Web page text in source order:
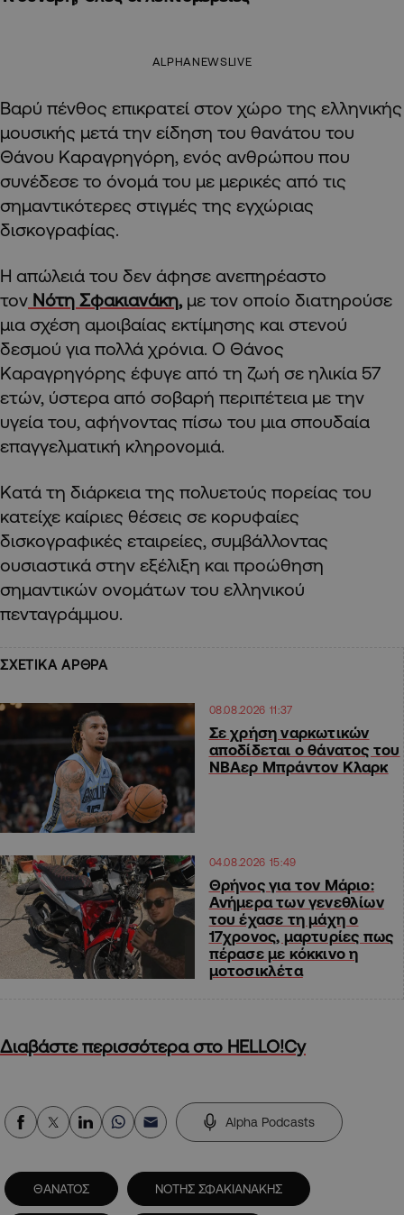
ALPHANEWSLIVE
Βαρύ πένθος επικρατεί στον χώρο της ελληνικής
μουσικής μετά την είδηση του θανάτου του
Θάνου Καραγρηγόρη, ενός ανθρώπου που
συνέδεσε το όνομά του με μερικές από τις
σημαντικότερες στιγμές της εγχώριας
δισκογραφίας.
Η απώλειά του δεν άφησε ανεπηρέαστο
τον Νότη Σφακιανάκη, με τον οποίο διατηρούσε
μια σχέση αμοιβαίας εκτίμησης και στενού
δεσμού για πολλά χρόνια. Ο Θάνος
Καραγρηγόρης έφυγε από τη ζωή σε ηλικία 57
ετών, ύστερα από σοβαρή περιπέτεια με την
υγεία του, αφήνοντας πίσω του μια σπουδαία
επαγγελματική κληρονομιά.
Κατά τη διάρκεια της πολυετούς πορείας του
κατείχε καίριες θέσεις σε κορυφαίες
δισκογραφικές εταιρείες, συμβάλλοντας
ουσιαστικά στην εξέλιξη και προώθηση
σημαντικών ονομάτων του ελληνικού
πενταγράμμου.
ΣΧΕΤΙΚΑ ΑΡΘΡΑ
08.08.2026 11:37
Σε χρήση ναρκωτικών
αποδίδεται ο θάνατος του
ΝΒΑερ Μπράντον Κλαρκ
04.08.2026 15:49
Θρήνος για τον Μάριο:
Ανήμερα των γενεθλίων
του έχασε τη μάχη ο
17χρονος, μαρτυρίες πως
πέρασε με κόκκινο η
μοτοσικλέτα
Διαβάστε περισσότερα στο HELLO!Cy
Alpha Podcasts
ΘΑΝΑΤΟΣ ΝΟΤΗΣ ΣΦΑΚΙΑΝΑΚΗΣ